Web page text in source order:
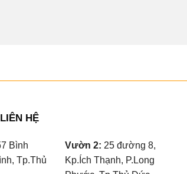
HỆ
Bình
Tp.Thủ
Vườn 2: 25 đường 8,
Kp.Ích Thạnh, P.Long